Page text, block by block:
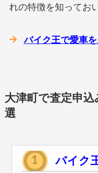
れの特徴を知ってお
バイク王で愛車
大津町で査定申
選
バイク